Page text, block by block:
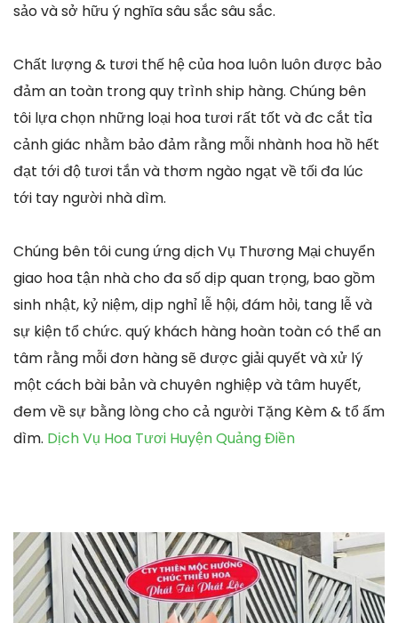
sảo và sở hữu ý nghĩa sâu sắc sâu sắc.
Chất lượng & tươi thế hệ của hoa luôn luôn được bảo
đảm an toàn trong quy trình ship hàng. Chúng bên
tôi lựa chọn những loại hoa tươi rất tốt và đc cắt tỉa
cảnh giác nhằm bảo đảm rằng mỗi nhành hoa hồ hết
đạt tới độ tươi tắn và thơm ngào ngạt về tối đa lúc
tới tay người nhà dìm.
Chúng bên tôi cung ứng dịch Vụ Thương Mại chuyển
giao hoa tận nhà cho đa số dịp quan trọng, bao gồm
sinh nhật, kỷ niệm, dịp nghỉ lễ hội, đám hỏi, tang lễ và
sự kiện tổ chức. quý khách hàng hoàn toàn có thể an
tâm rằng mỗi đơn hàng sẽ được giải quyết và xử lý
một cách bài bản và chuyên nghiệp và tâm huyết,
đem về sự bằng lòng cho cả người Tặng Kèm & tổ ấm
dìm. Dịch Vụ Hoa Tươi Huyện Quảng Điền